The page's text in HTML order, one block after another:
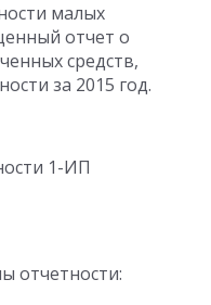
малых
отчет о
средств,
за 2015 год.
1-ИП
отчетности: